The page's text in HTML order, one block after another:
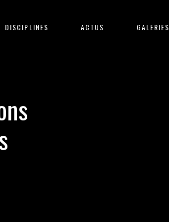
DISCIPLINES ACTUS GALERIES